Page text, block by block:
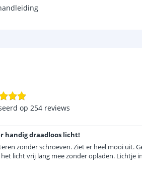
op 254 reviews
handig draadloos licht!
zonder schroeven. Ziet er heel mooi uit.
licht vrij lang mee zonder opladen. Lichtje